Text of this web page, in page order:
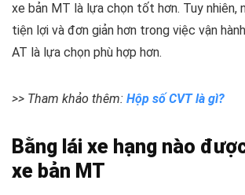
xe bản MT là lựa chọn tốt hơn. Tuy nhiên,
tiện lợi và đơn giản hơn trong việc vận
AT là lựa chọn phù hợp hơn.
>> Tham khảo thêm: Hộp số CVT là gì?
Bằng lái xe hạng nào
xe bản MT